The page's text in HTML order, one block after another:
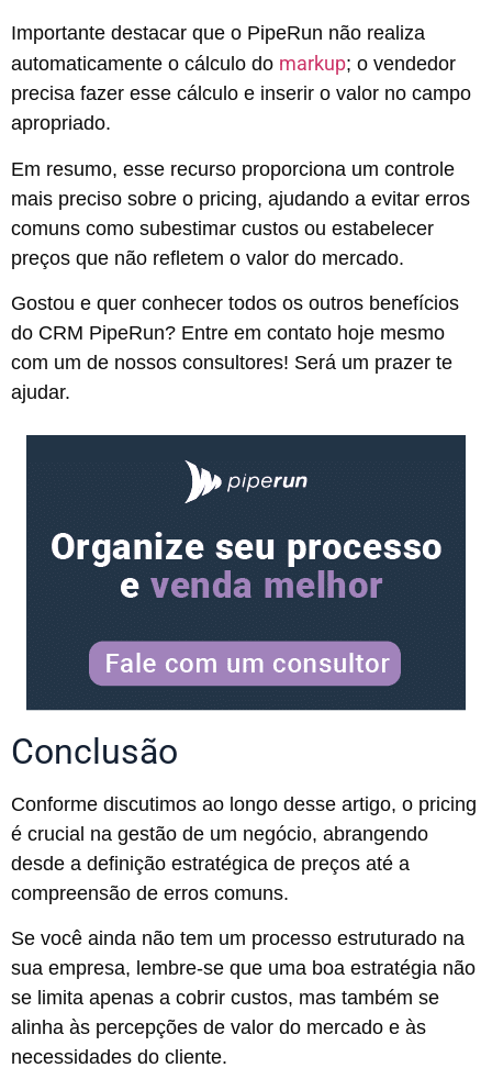
Importante destacar que o PipeRun não realiza
automaticamente o cálculo do markup; o vendedor
precisa fazer esse cálculo e inserir o valor no campo
apropriado.
Em resumo, esse recurso proporciona um controle
mais preciso sobre o pricing, ajudando a evitar erros
comuns como subestimar custos ou estabelecer
preços que não refletem o valor do mercado​.
Gostou e quer conhecer todos os outros benefícios
do CRM PipeRun? Entre em contato hoje mesmo
com um de nossos consultores! Será um prazer te
ajudar.
Conclusão
Conforme discutimos ao longo desse artigo, o pricing
é crucial na gestão de um negócio, abrangendo
desde a definição estratégica de preços até a
compreensão de erros comuns.
Se você ainda não tem um processo estruturado na
sua empresa, lembre-se que uma boa estratégia não
se limita apenas a cobrir custos, mas também se
alinha às percepções de valor do mercado e às
necessidades do cliente.